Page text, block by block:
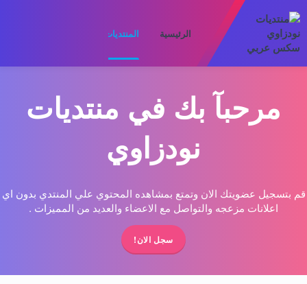
الرئيسية المنتديات
مرحبآ بك في منتديات
نودزاوي
قم بتسجيل عضويتك الان وتمتع بمشاهده المحتوي علي المنتدي بدون اي
اعلانات مزعجه والتواصل مع الاعضاء والعديد من المميزات .
سجل الان!